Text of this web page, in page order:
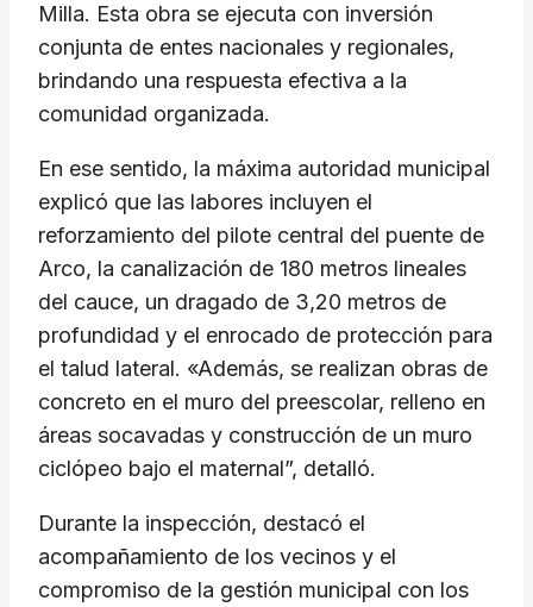
Milla. Esta obra se ejecuta con inversión
conjunta de entes nacionales y regionales,
brindando una respuesta efectiva a la
comunidad organizada.
En ese sentido, la máxima autoridad municipal
explicó que las labores incluyen el
reforzamiento del pilote central del puente de
Arco, la canalización de 180 metros lineales
del cauce, un dragado de 3,20 metros de
profundidad y el enrocado de protección para
el talud lateral. «Además, se realizan obras de
concreto en el muro del preescolar, relleno en
áreas socavadas y construcción de un muro
ciclópeo bajo el maternal”, detalló.
Durante la inspección, destacó el
acompañamiento de los vecinos y el
compromiso de la gestión municipal con los